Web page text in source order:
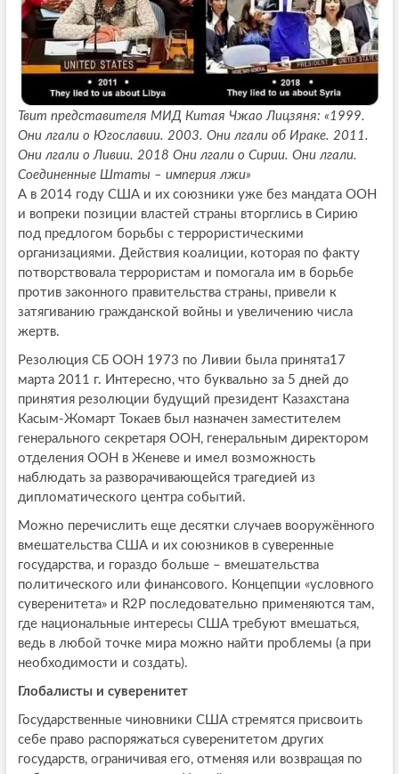
Твит представителя МИД Китая Чжао Лицзяня: «1999.
Они лгали о Югославии. 2003. Они лгали об Ираке. 2011.
Они лгали о Ливии. 2018 Они лгали о Сирии. Они лгали.
Соединенные Штаты – империя лжи»
А в 2014 году США и их союзники уже без мандата ООН
и вопреки позиции властей страны вторглись в Сирию
под предлогом борьбы с террористическими
организациями. Действия коалиции, которая по факту
потворствовала террористам и помогала им в борьбе
против законного правительства страны, привели к
затягиванию гражданской войны и увеличению числа
жертв.
Резолюция СБ ООН 1973 по Ливии была принята17
марта 2011 г. Интересно, что буквально за 5 дней до
принятия резолюции будущий президент Казахстана
Касым-Жомарт Токаев был назначен заместителем
генерального секретаря ООН, генеральным директором
отделения ООН в Женеве и имел возможность
наблюдать за разворачивающейся трагедией из
дипломатического центра событий.
Можно перечислить еще десятки случаев вооружённого
вмешательства США и их союзников в суверенные
государства, и гораздо больше – вмешательства
политического или финансового. Концепции «условного
суверенитета» и R2P последовательно применяются там,
где национальные интересы США требуют вмешаться,
ведь в любой точке мира можно найти проблемы (а при
необходимости и создать).
Глобалисты и суверенитет
Государственные чиновники США стремятся присвоить
себе право распоряжаться суверенитетом других
государств, ограничивая его, отменяя или возвращая по